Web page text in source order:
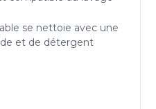
se nettoie avec une
et de détergent